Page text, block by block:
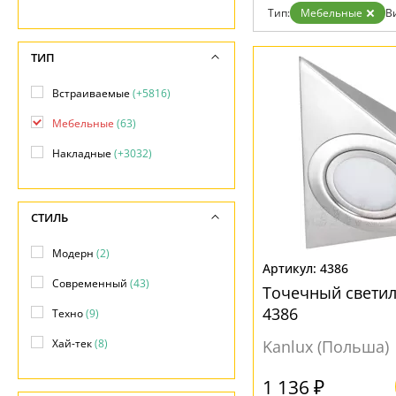
Главная
Доставка и оплата
Возврат
Установка
Бренды
Хай
Тип: Мебельные
4386
Точечный
4386
Kanlux (Польша)
1 136 ₽
ТИП
Встраиваемые(+5816)
Мебельные (63)
Накладные(+3032)
СТИЛЬ
Модерн (2)
Современный (43)
Техно(9)
Хай-тек(8)